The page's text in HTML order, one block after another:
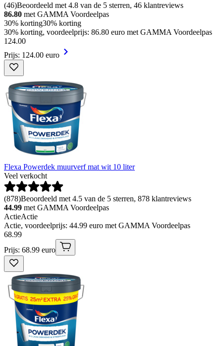
(46)Beoordeeld met 4.8 van de 5 sterren, 46 klantreviews
86.80 met GAMMA Voordeelpas
30% korting30% korting
30% korting, voordeelprijs: 86.80 euro met GAMMA Voordeelpas
124.00
Prijs: 124.00 euro
Flexa Powerdek muurverf mat wit 10 liter
Veel verkocht
(878)Beoordeeld met 4.5 van de 5 sterren, 878 klantreviews
44.99 met GAMMA Voordeelpas
ActieActie
Actie, voordeelprijs: 44.99 euro met GAMMA Voordeelpas
68.99
Prijs: 68.99 euro